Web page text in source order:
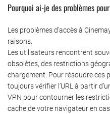
Pourquoi ai-je des problèmes
Les problèmes d’accès à
raisons.
Les utilisateurs rencontrent
obsolètes, des restrictions
chargement. Pour résoudre ces
toujours vérifier l’URL à partir
VPN pour contourner les
cache de votre navigateur en